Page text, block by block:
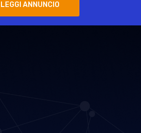
LEGGI ANNUNCIO